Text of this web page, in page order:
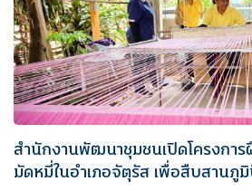
สำนักงานพัฒนาชุมชนเปิดโครงการ
มัดหมี่ในอำเภอจัตุรัส เพื่อสืบสานภู